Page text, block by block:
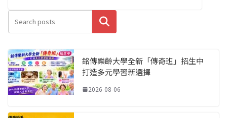
搜尋
銘傳樂齡大學全新「傳奇班」招生中
打造多元學習新選擇
2026-08-06